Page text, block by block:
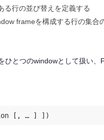
る行の並び替えを定義する
frameを構成する行の集合
とつのwindowとして扱い